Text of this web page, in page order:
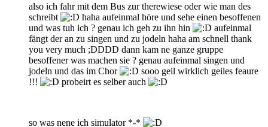
also ich fahr mit dem Bus zur therewiese oder wie man des
schreibt
haha aufeinmal höre und sehe einen besoffenen
und was tuh ich ? genau ich geh zu ihn hin
aufeinmal
fängt der an zu singen und zu jodeln haha am schnell thank
you very much ;DDDD dann kam ne ganze gruppe
besoffener was machen sie ? genau aufeinmal singen und
jodeln und das im Chor
sooo geil wirklich geiles feaure
!!!
probeirt es selber auch
so was nene ich simulator *-*